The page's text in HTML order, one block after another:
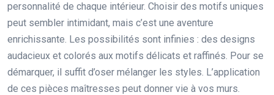
personnalité de chaque intérieur. Choisir des motifs uniques
peut sembler intimidant, mais c’est une aventure
enrichissante. Les possibilités sont infinies : des designs
audacieux et colorés aux motifs délicats et raffinés. Pour se
démarquer, il suffit d’oser mélanger les styles. L’application
de ces pièces maîtresses peut donner vie à vos murs.